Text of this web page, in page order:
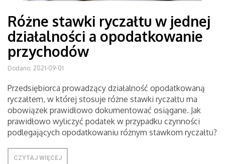
Różne stawki ryczałtu w jednej
działalności a opodatkowanie
przychodów
Dodano: 2021-09-01
Przedsiębiorca prowadzący działalność opodatkowaną
ryczałtem, w której stosuje różne stawki ryczałtu ma
obowiązek prawidłowo dokumentować osiągane. Jak
prawidłowo wyliczyć podatek w przypadku czynności
podlegających opodatkowaniu różnym stawkom ryczałtu?
CZYTAJ WIĘCEJ